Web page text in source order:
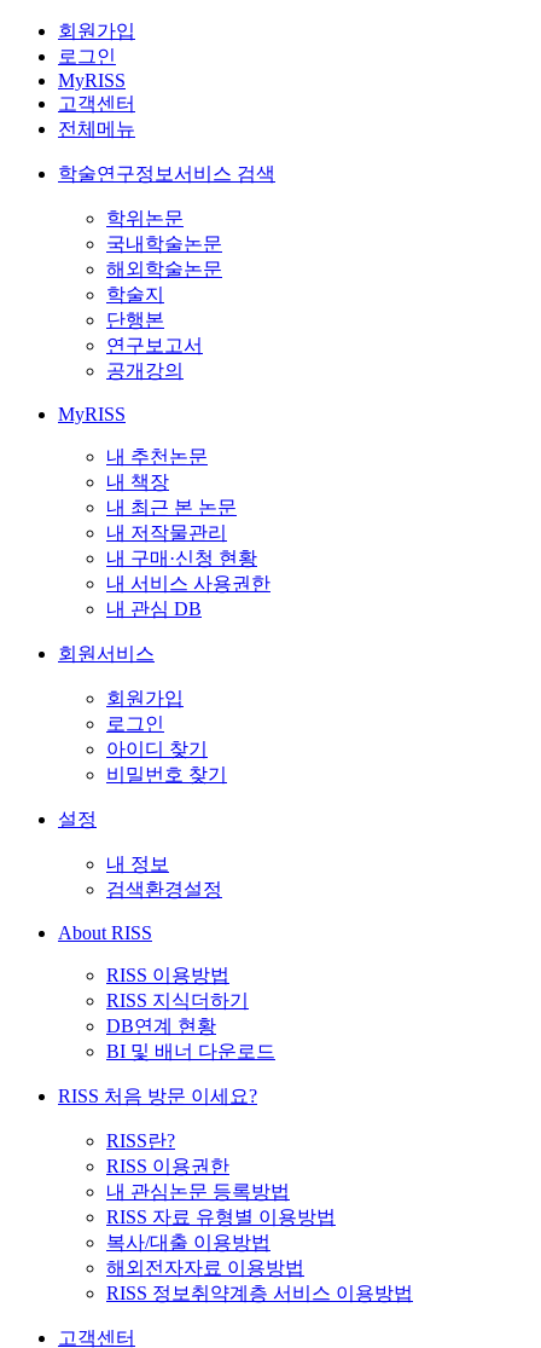
회원가입
로그인
MyRISS
고객센터
전체메뉴
학술연구정보서비스 검색
학위논문
국내학술논문
해외학술논문
학술지
단행본
연구보고서
공개강의
MyRISS
내 추천논문
내 책장
내 최근 본 논문
내 저작물관리
내 구매·신청 현황
내 서비스 사용권한
내 관심 DB
회원서비스
회원가입
로그인
아이디 찾기
비밀번호 찾기
설정
내 정보
검색환경설정
About RISS
RISS 이용방법
RISS 지식더하기
DB연계 현황
BI 및 배너 다운로드
RISS 처음 방문 이세요?
RISS란?
RISS 이용권한
내 관심논문 등록방법
RISS 자료 유형별 이용방법
복사/대출 이용방법
해외전자자료 이용방법
RISS 정보취약계층 서비스 이용방법
고객센터